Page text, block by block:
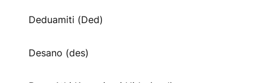
Deduamiti (Ded)
Desano (des)